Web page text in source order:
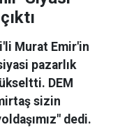
Murat Emir'in
pazarlık
DEM
sizin
dedi.